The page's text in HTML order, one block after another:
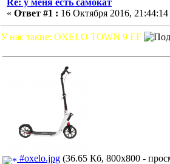
« Ответ #1 : 16 Октября 2016, 21:44:14
У нас такие: OXELO TOWN 9 EF
#oxelo.jpg (36.65 Кб, 800x800 -